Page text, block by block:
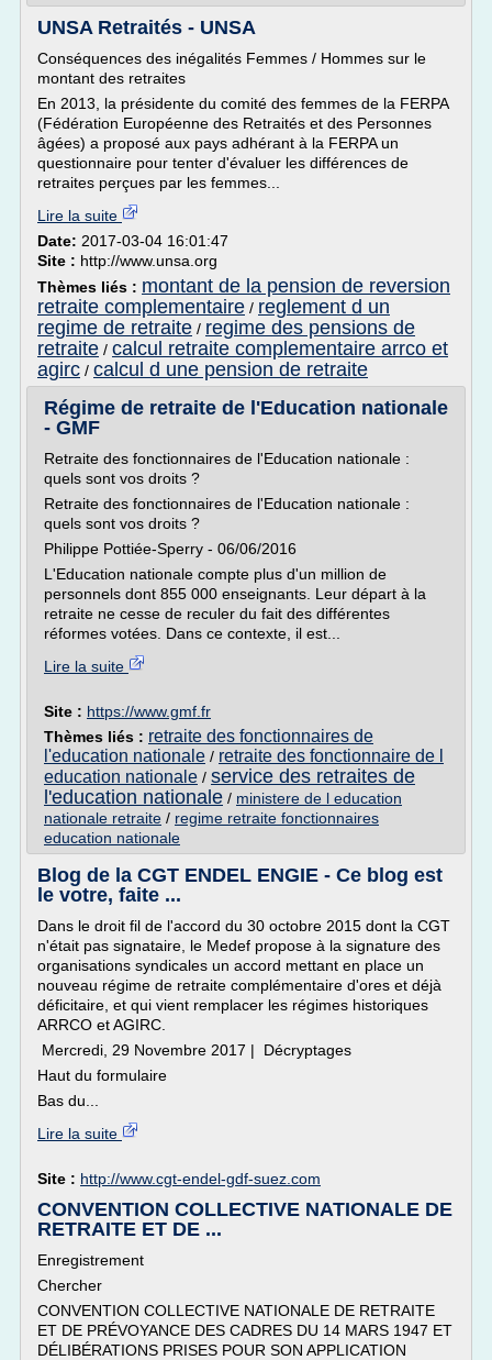
UNSA Retraités - UNSA
Conséquences des inégalités Femmes / Hommes sur le
montant des retraites
En 2013, la présidente du comité des femmes de la FERPA
(Fédération Européenne des Retraités et des Personnes
âgées) a proposé aux pays adhérant à la FERPA un
questionnaire pour tenter d'évaluer les différences de
retraites perçues par les femmes...
Lire la suite
Date: 2017-03-04 16:01:47
Site : http://www.unsa.org
Thèmes liés : montant de la pension de reversion
retraite complementaire / reglement d un
regime de retraite / regime des pensions de
retraite / calcul retraite complementaire arrco et
agirc / calcul d une pension de retraite
Régime de retraite de l'Education nationale
- GMF
Retraite des fonctionnaires de l'Education nationale :
quels sont vos droits ?
Retraite des fonctionnaires de l'Education nationale :
quels sont vos droits ?
Philippe Pottiée-Sperry - 06/06/2016
L'Education nationale compte plus d'un million de
personnels dont 855 000 enseignants. Leur départ à la
retraite ne cesse de reculer du fait des différentes
réformes votées. Dans ce contexte, il est...
Lire la suite
Site : https://www.gmf.fr
Thèmes liés : retraite des fonctionnaires de
l'education nationale / retraite des fonctionnaire de l
education nationale / service des retraites de
l'education nationale / ministere de l education
nationale retraite / regime retraite fonctionnaires
education nationale
Blog de la CGT ENDEL ENGIE - Ce blog est
le votre, faite ...
Dans le droit fil de l'accord du 30 octobre 2015 dont la CGT
n'était pas signataire, le Medef propose à la signature des
organisations syndicales un accord mettant en place un
nouveau régime de retraite complémentaire d'ores et déjà
déficitaire, et qui vient remplacer les régimes historiques
ARRCO et AGIRC.
Mercredi, 29 Novembre 2017 | Décryptages
Haut du formulaire
Bas du...
Lire la suite
Site : http://www.cgt-endel-gdf-suez.com
CONVENTION COLLECTIVE NATIONALE DE
RETRAITE ET DE ...
Enregistrement
Chercher
CONVENTION COLLECTIVE NATIONALE DE RETRAITE
ET DE PRÉVOYANCE DES CADRES DU 14 MARS 1947 ET
DÉLIBÉRATIONS PRISES POUR SON APPLICATION